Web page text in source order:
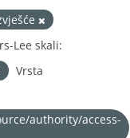
Lee skali:
Vrsta
authority/access-